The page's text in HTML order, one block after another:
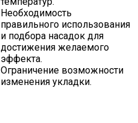
Необходимость
правильного использования
и подбора насадок для
достижения желаемого
эффекта.
Ограничение возможности
изменения укладки.